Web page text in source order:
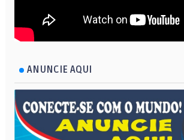
ANUNCIE AQUI